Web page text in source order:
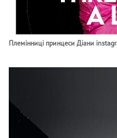
Племінниці принцеси Діани